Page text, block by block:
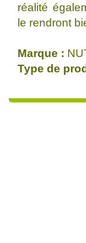
réalité
le rendront
Marque :
Type de